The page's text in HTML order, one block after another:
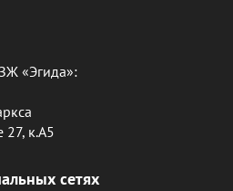
«Эгида»:
27, к.А5
сетях